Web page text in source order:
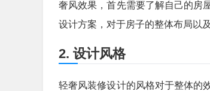
奢风效果，首先需要了解自己的房
设计方案，对于房子的整体布局以
2. 设计风格
轻奢风装修设计的风格对于整体的